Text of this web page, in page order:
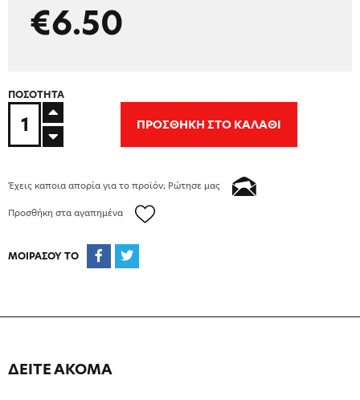
€6.50
ΠΟΣΟΤΗΤΑ
ΠΡΟΣΘΗΚΗ ΣΤΟ ΚΑΛΑΘΙ
Έχεις καποια απορία για το προϊόν; Ρώτησε μας
Προσθήκη στα αγαπημένα
ΜΟΙΡΑΣΟΥ ΤΟ
ΔΕΙΤΕ ΑΚΟΜΑ